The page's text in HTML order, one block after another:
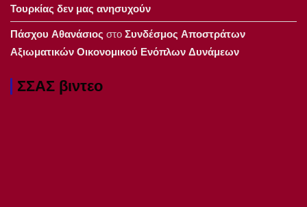
Τουρκίας δεν μας ανησυχούν
Πάσχου Αθανάσιος στοΣυνδέσμος Αποστράτων
Αξιωματικών Οικονομικού Ενόπλων Δυνάμεων
ΣΣΑΣ βιντεο